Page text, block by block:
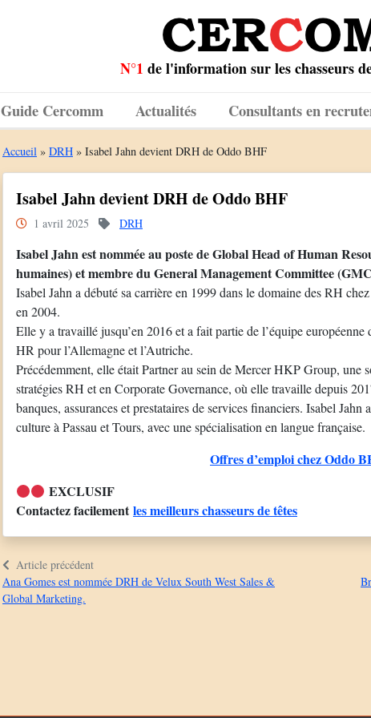
N°1 de l'information sur les chasseurs
Guide Cercomm Actualités Consultants en
Accueil » DRH » Isabel Jahn devient DRH de Oddo BHF
Isabel Jahn devient DRH de Oddo BHF
1 avril 2025 DRH
Isabel Jahn est nommée au poste de Global Head of Human
humaines) et membre du General Management Committee
Isabel Jahn a débuté sa carrière en 1999 dans le domaine des RH
en 2004.
Elle y a travaillé jusqu’en 2016 et a fait partie de l’équipe
HR pour l’Allemagne et l’Autriche.
Précédemment, elle était Partner au sein de Mercer HKP Group, une
stratégies RH et en Corporate Governance, où elle travaille depuis
banques, assurances et prestataires de services financiers. Isabel
culture à Passau et Tours, avec une spécialisation en langue française.
Offres d’emploi chez Oddo
EXCLUSIF
Contactez facilementles meilleurs chasseurs de têtes
Article précédent
Ana Gomes est nommée DRH de Velux South West Sales &
Global Marketing.